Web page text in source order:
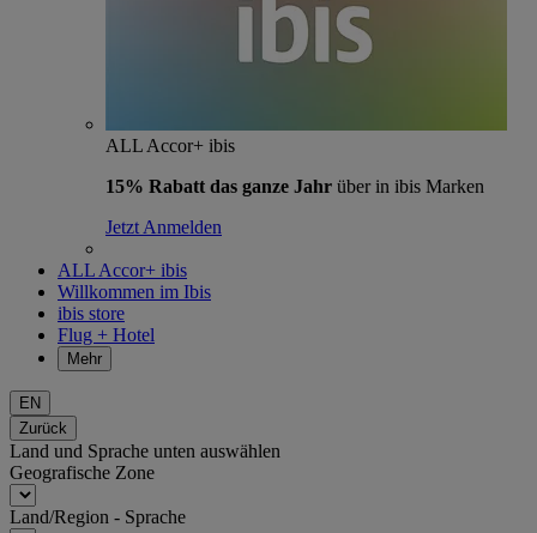
ALL Accor+ ibis
15% Rabatt das ganze Jahr über in ibis Marken
Jetzt Anmelden
ALL Accor+ ibis
Willkommen im Ibis
ibis store
Flug + Hotel
Mehr
EN
Zurück
Land und Sprache unten auswählen
Geografische Zone
Land/Region - Sprache